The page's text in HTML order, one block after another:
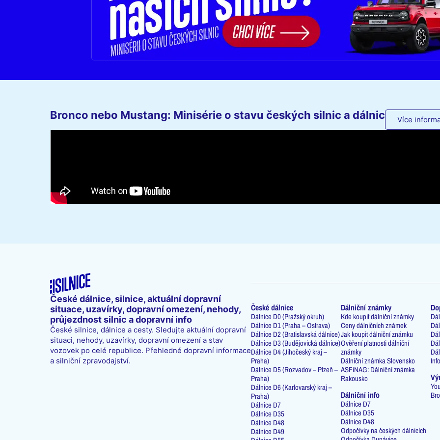
Bronco nebo Mustang: Minisérie o stavu českých silnic a dálnic Více
České dálnice, silnice, aktuální dopravní
situace, uzavírky, dopravní omezení, nehody,
průjezdnost silnic a dopravní info
České silnice, dálnice a cesty. Sledujte aktuální dopravní
situaci, nehody, uzavírky, dopravní omezení a stav
vozovek po celé republice. Přehledné dopravní informace
a silniční zpravodajství.
České dálnice
Dálnice D0 (Pražský okruh)
Dálnice D1 (Praha – Ostrava)
Dálnice D2 (Bratislavská dálnice)
Dálnice D3 (Budějovická dálnice)
Dálnice D4 (Jihočeský kraj –
Praha)
Dálnice D5 (Rozvadov – Plzeň –
Praha)
Dálnice D6 (Karlovarský kraj –
Praha)
Dálnice D7
Dálnice D35
Dálnice D48
Dálnice D49
Dálniční známky
Kde koupit dálniční známky
Ceny dálničních známek
Jak koupit dálniční známku
Ověření platnosti dálniční
známky
Dálniční známka Slovensko
ASFiNAG: Dálniční známka
Rakousko
Dálniční info
Dálnice D7
Dálnice D35
Dálnice D48
Odpočívky na českých dálnicích